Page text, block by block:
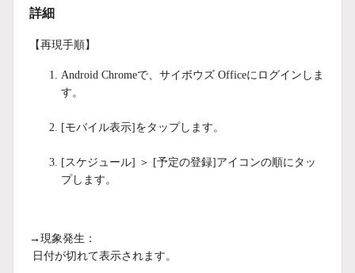
詳細
【再現手順】
Android Chromeで、サイボウズ Officeにログインしま
す。
[モバイル表示]をタップします。
[スケジュール] ＞ [予定の登録]アイコンの順にタッ
プします。
→現象発生：
日付が切れて表示されます。